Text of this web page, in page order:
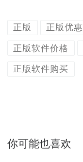
正版 正版优惠
正版软件价格
正版软件购买
你可能也喜欢